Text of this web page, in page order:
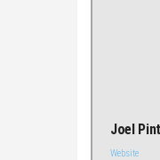
Joel
Website